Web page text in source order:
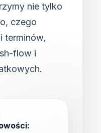
nie tylko
czego
terminów,
flow i